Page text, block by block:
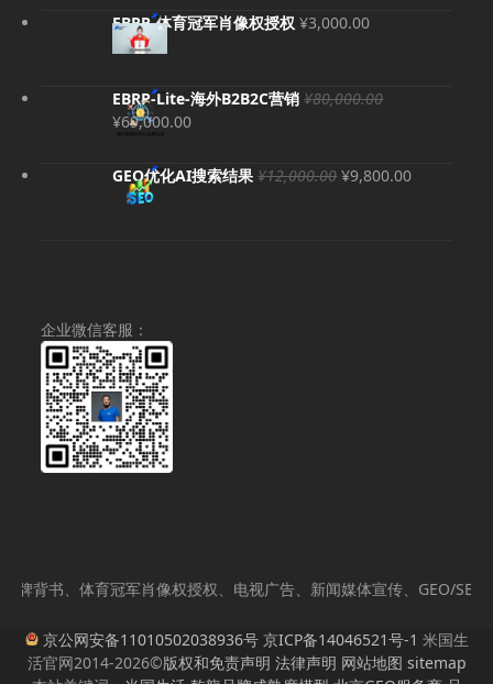
EBRP-体育冠军肖像权授权 ¥3,000.00
EBRP-Lite-海外B2B2C营销 ¥80,000.00
原
为：
¥80,000.00。
¥69,000.00当
价
格
GEO优化AI搜索结果 ¥12,000.00 原
¥9,800.00当
企业微信客服：
、体育冠军肖像权授权、电视广告、新闻媒体宣传、GEO/SEO、
京公网安备11010502038936号 京ICP备14046521号-1 米国生
活官网2014-2026©版权和免责声明 法律声明 网站地图 sitemap